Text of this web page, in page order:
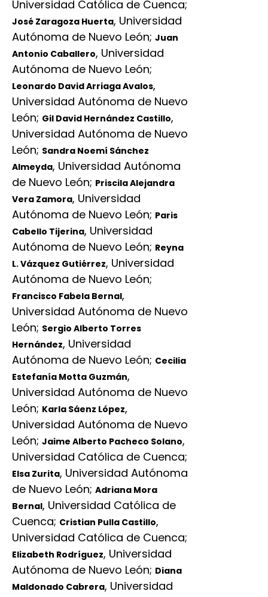
Universidad Católica de Cuenca;
José Zaragoza Huerta, Universidad
Autónoma de Nuevo León; Juan
Antonio Caballero, Universidad
Autónoma de Nuevo León;
Leonardo David Arriaga Avalos,
Universidad Autónoma de Nuevo
León; Gil David Hernández Castillo,
Universidad Autónoma de Nuevo
León; Sandra Noemí Sánchez
Almeyda, Universidad Autónoma
de Nuevo León; Priscila Alejandra
Vera Zamora, Universidad
Autónoma de Nuevo León; Paris
Cabello Tijerina, Universidad
Autónoma de Nuevo León; Reyna
L. Vázquez Gutiérrez, Universidad
Autónoma de Nuevo León;
Francisco Fabela Bernal,
Universidad Autónoma de Nuevo
León; Sergio Alberto Torres
Hernández, Universidad
Autónoma de Nuevo León; Cecilia
Estefanía Motta Guzmán,
Universidad Autónoma de Nuevo
León; Karla Sáenz López,
Universidad Autónoma de Nuevo
León; Jaime Alberto Pacheco Solano,
Universidad Católica de Cuenca;
Elsa Zurita, Universidad Autónoma
de Nuevo León; Adriana Mora
Bernal, Universidad Católica de
Cuenca; Cristian Pulla Castillo,
Universidad Católica de Cuenca;
Elizabeth Rodríguez, Universidad
Autónoma de Nuevo León; Diana
Maldonado Cabrera, Universidad